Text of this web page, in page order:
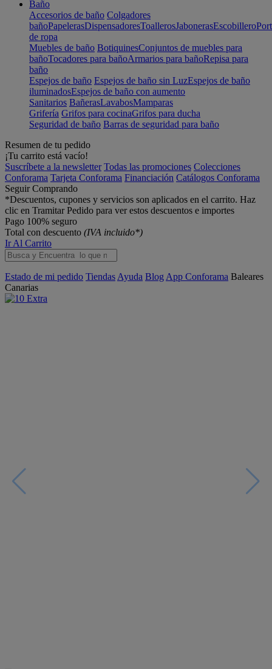
Baño
Accesorios de baño Colgadores
bañoPapelerasDispensadoresToallerosJabonerasEscobillero
de ropa
Muebles de baño BotiquinesConjuntos de muebles para
bañoTocadores para bañoArmarios para bañoRepisa para
baño
Espejos de baño Espejos de baño sin LuzEspejos de baño
iluminadosEspejos de baño con aumento
Sanitarios BañerasLavabosMamparas
Grifería Grifos para cocinaGrifos para ducha
Seguridad de baño Barras de seguridad para baño
Resumen de tu pedido
¡Tu carrito está vacío!
Suscríbete a la newsletter Todas las promociones Colecciones
Conforama Tarjeta Conforama Financiación Catálogos Conforama
Seguir Comprando
*Descuentos, cupones y servicios son aplicados en el carrito. Haz
clic en Tramitar Pedido para ver estos descuentos e importes
Pago 100% seguro
Total con descuento (IVA incluido*)
Ir Al Carrito
Estado de mi pedido Tiendas Ayuda Blog App Conforama Baleares
Canarias